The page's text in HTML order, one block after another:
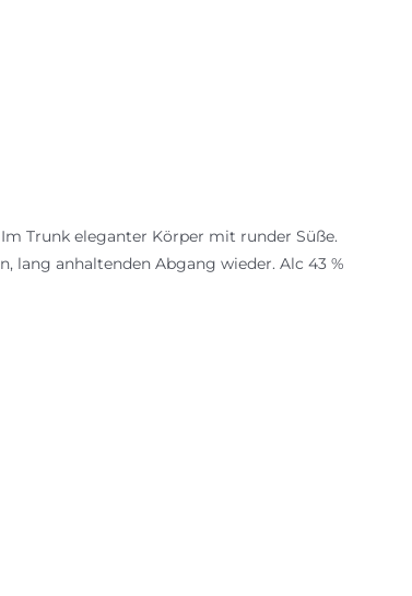
Trunk eleganter Körper mit runder Süße.
lang anhaltenden Abgang wieder. Alc 43 %